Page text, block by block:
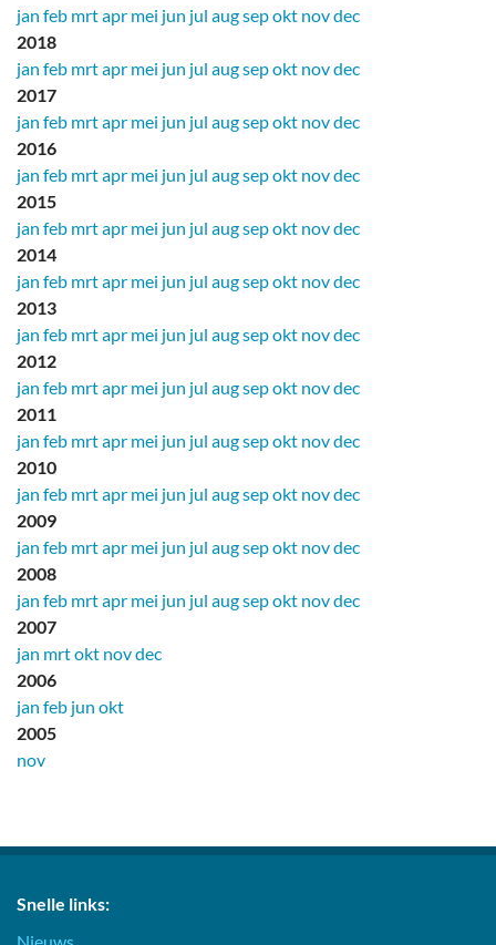
jan feb mrtapr mei jun jul augsepokt novdec
2018
jan feb mrtapr mei jun jul augsepokt novdec
2017
jan feb mrtapr mei jun jul augsepokt novdec
2016
jan feb mrtapr mei jun jul augsepokt novdec
2015
jan feb mrtapr mei jun jul augsepokt novdec
2014
jan feb mrtapr mei jun jul augsepokt novdec
2013
jan feb mrtapr mei jun jul augsepokt novdec
2012
jan feb mrtapr mei jun jul augsepokt novdec
2011
jan feb mrtapr mei jun jul augsepokt novdec
2010
jan feb mrtapr mei jun jul augsepokt novdec
2009
jan feb mrtapr mei jun jul augsepokt novdec
2008
jan feb mrtapr mei jun jul augsepokt novdec
2007
jan mrtokt novdec
2006
jan feb jun okt
2005
nov
Snelle links: